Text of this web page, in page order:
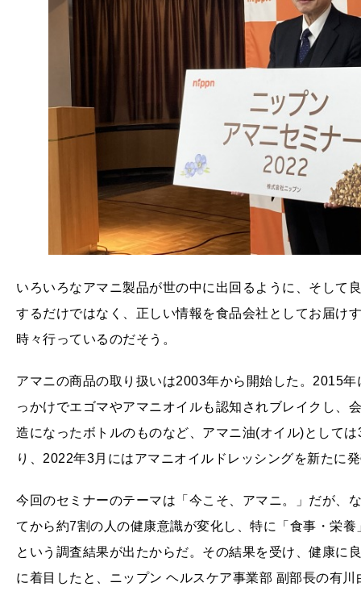
いろいろなアマニ製品が世の中に出回るように、そして
するだけではなく、正しい情報を食品会社としてお届け
時々行っているのだそう。
アマニの商品の取り扱いは2003年から開始した。2015
っかけでエゴマやアマニオイルも認知されブレイクし、
造になったボトルのものなど、アマニ油(オイル)として
り、2022年3月にはアマニオイルドレッシングを新たに
今回のセミナーのテーマは「今こそ、アマニ。」だが、
てから約7割の人の健康意識が変化し、特に「食事・栄
という調査結果が出たからだ。その結果を受け、健康に
に着目したと、ニップン ヘルスケア事業部 副部長の有川